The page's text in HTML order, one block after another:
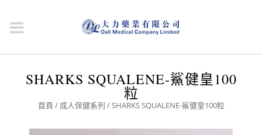
SHARKS SQUALENE-鯊健皇100
粒
首頁 / 成人保健系列 / SHARKS SQUALENE-鯊健皇100粒